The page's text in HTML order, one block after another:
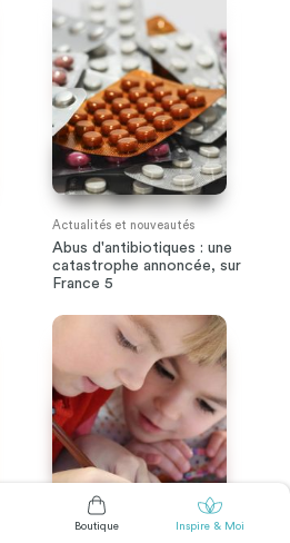
Actualités et nouveautés
Abus d'antibiotiques : une
catastrophe annoncée, sur
France 5
Boutique Inspire & Moi